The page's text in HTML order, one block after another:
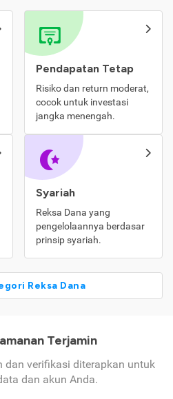
Pendapatan Tetap
Risiko dan return moderat,
cocok untuk investasi
jangka menengah.
Syariah
Reksa Dana yang
pengelolaannya berdasar
prinsip syariah.
Reksa Dana
Terjamin
dan verifikasi diterapkan untuk
dan akun Anda.